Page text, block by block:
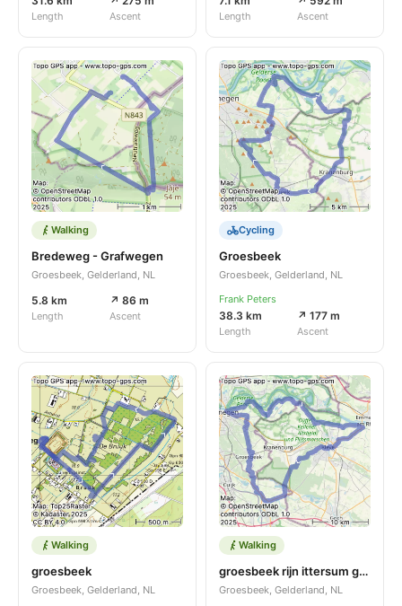
Length Ascent Length Ascent
Walking
Bredeweg - Grafwegen
Groesbeek, Gelderland, NL
5.8 km
Length
↗ 86 m
Ascent
Cycling
Groesbeek
Groesbeek, Gelderland, NL
Frank Peters
38.3 km
Length
↗ 177 m
Ascent
Walking
groesbeek
Groesbeek, Gelderland, NL
Walking
groesbeek rijn ittersum grbk
Groesbeek, Gelderland, NL